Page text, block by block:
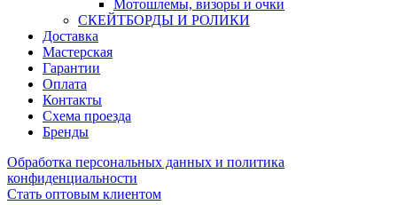
Мотошлемы, визоры и очки
СКЕЙТБОРДЫ И РОЛИКИ
Доставка
Мастерская
Гарантии
Оплата
Контакты
Схема проезда
Бренды
Обработка персональных данных и политика
конфиденциальности
Стать оптовым клиентом